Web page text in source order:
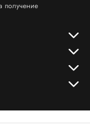
получение